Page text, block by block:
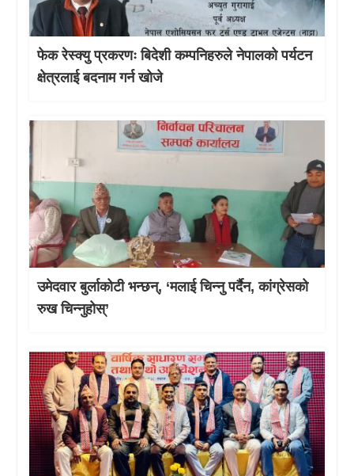
फेक रेस्क्यु प्रकरणः बिदेशी कम्पनिहरुले नेपालको पर्यटन
क्षेत्रलाई बदनाम गर्न खोजे
उमेदवार बुर्लाकोटी भन्छन्, ‘मलाई चिन्नु पर्दैन, कांग्रेसको
रुख चिन्नुहोस्’